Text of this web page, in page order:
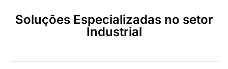
Soluções Especializadas no setor
Industrial